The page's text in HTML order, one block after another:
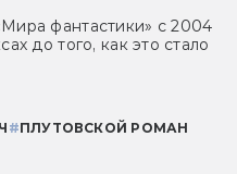
фантастики» с 2004
до того, как это стало
#ПЛУТОВСКОЙ РОМАН